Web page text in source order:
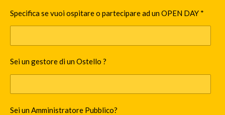
Specifica se vuoi ospitare o partecipare ad un OPEN DAY *
Sei un gestore di un Ostello ?
Sei un Amministratore Pubblico?